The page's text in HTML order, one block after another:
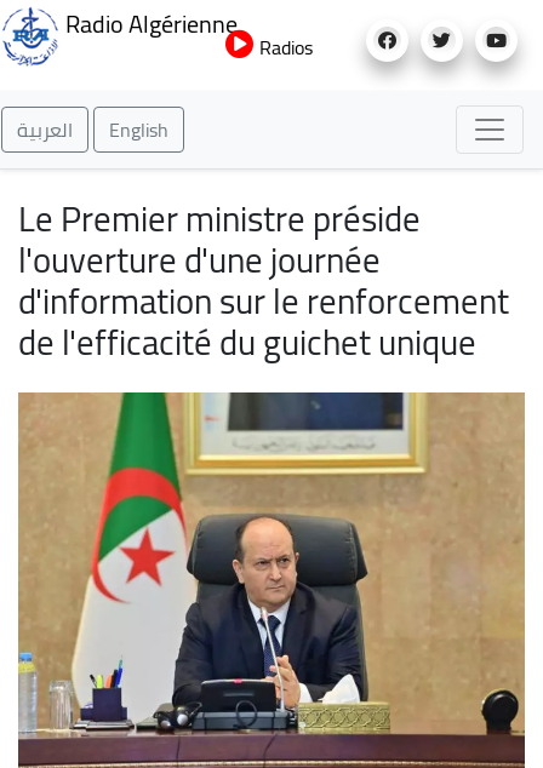
au
Radio Algérienne
Radios
العربية English
Le Premier ministre préside
l'ouverture d'une journée
d'information sur le renforcement
de l'efficacité du guichet unique